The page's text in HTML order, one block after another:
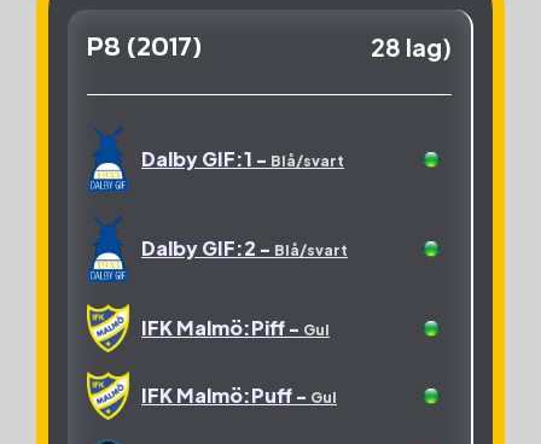
P8 (2017) 28 lag)
Dalby GIF:1 - Blå/svart
Dalby GIF:2 - Blå/svart
IFK Malmö:Piff - Gul
IFK Malmö:Puff - Gul